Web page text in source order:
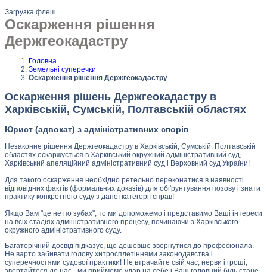
Загрузка флеш...
Оскарження рішення
Держгеокадастру
Головна
Земельні суперечки
Оскарження рішення Держгеокадастру
Оскарження рішень Держгеокадастру в
Харківській, Сумській, Полтавській областях
Юрист (адвокат) з адміністративних спорів
Незаконне рішення Держгеокадастру в Харківській, Сумській, Полтавській
областях оскаржується в Харківський окружний адміністративний суд,
Харківський апеляційний адміністративний суд і Верховний суд України!
Для такого оскарження необхідно ретельно переконатися в наявності
відповідних фактів (формальних доказів) для обґрунтування позову і знати
практику конкретного суду з даної категорії справ!
Якщо Вам "це не по зубах", то ми допоможемо і представимо Ваші інтереси
на всіх стадіях адміністративного процесу, починаючи з Харківського
окружного адміністративного суду.
Багаторічний досвід підказує, що дешевше звернутися до професіонала.
Не варто забивати голову хитросплетіннями законодавства і
суперечностями судової практики! Не втрачайте свій час, нерви і гроші,